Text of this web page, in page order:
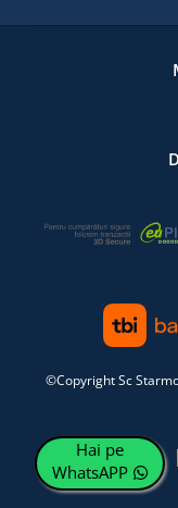
©Copyright Sc
Hai pe
WhatsAPP